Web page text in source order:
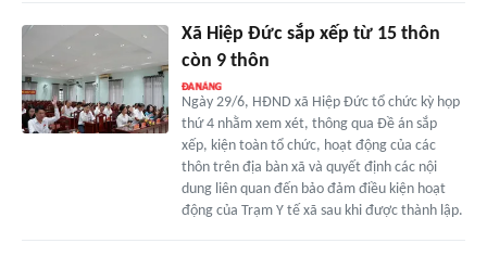
Xã Hiệp Đức sắp xếp từ 15 thôn
còn 9 thôn
Ngày 29/6, HĐND xã Hiệp Đức tổ chức kỳ họp
thứ 4 nhằm xem xét, thông qua Đề án sắp
xếp, kiện toàn tổ chức, hoạt động của các
thôn trên địa bàn xã và quyết định các nội
dung liên quan đến bảo đảm điều kiện hoạt
động của Trạm Y tế xã sau khi được thành lập.